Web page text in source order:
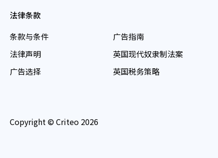
法律条款
条款与条件
法律声明
广告选择
广告指南
英国现代奴隶制法案
英国税务策略
Copyright © Criteo 2026